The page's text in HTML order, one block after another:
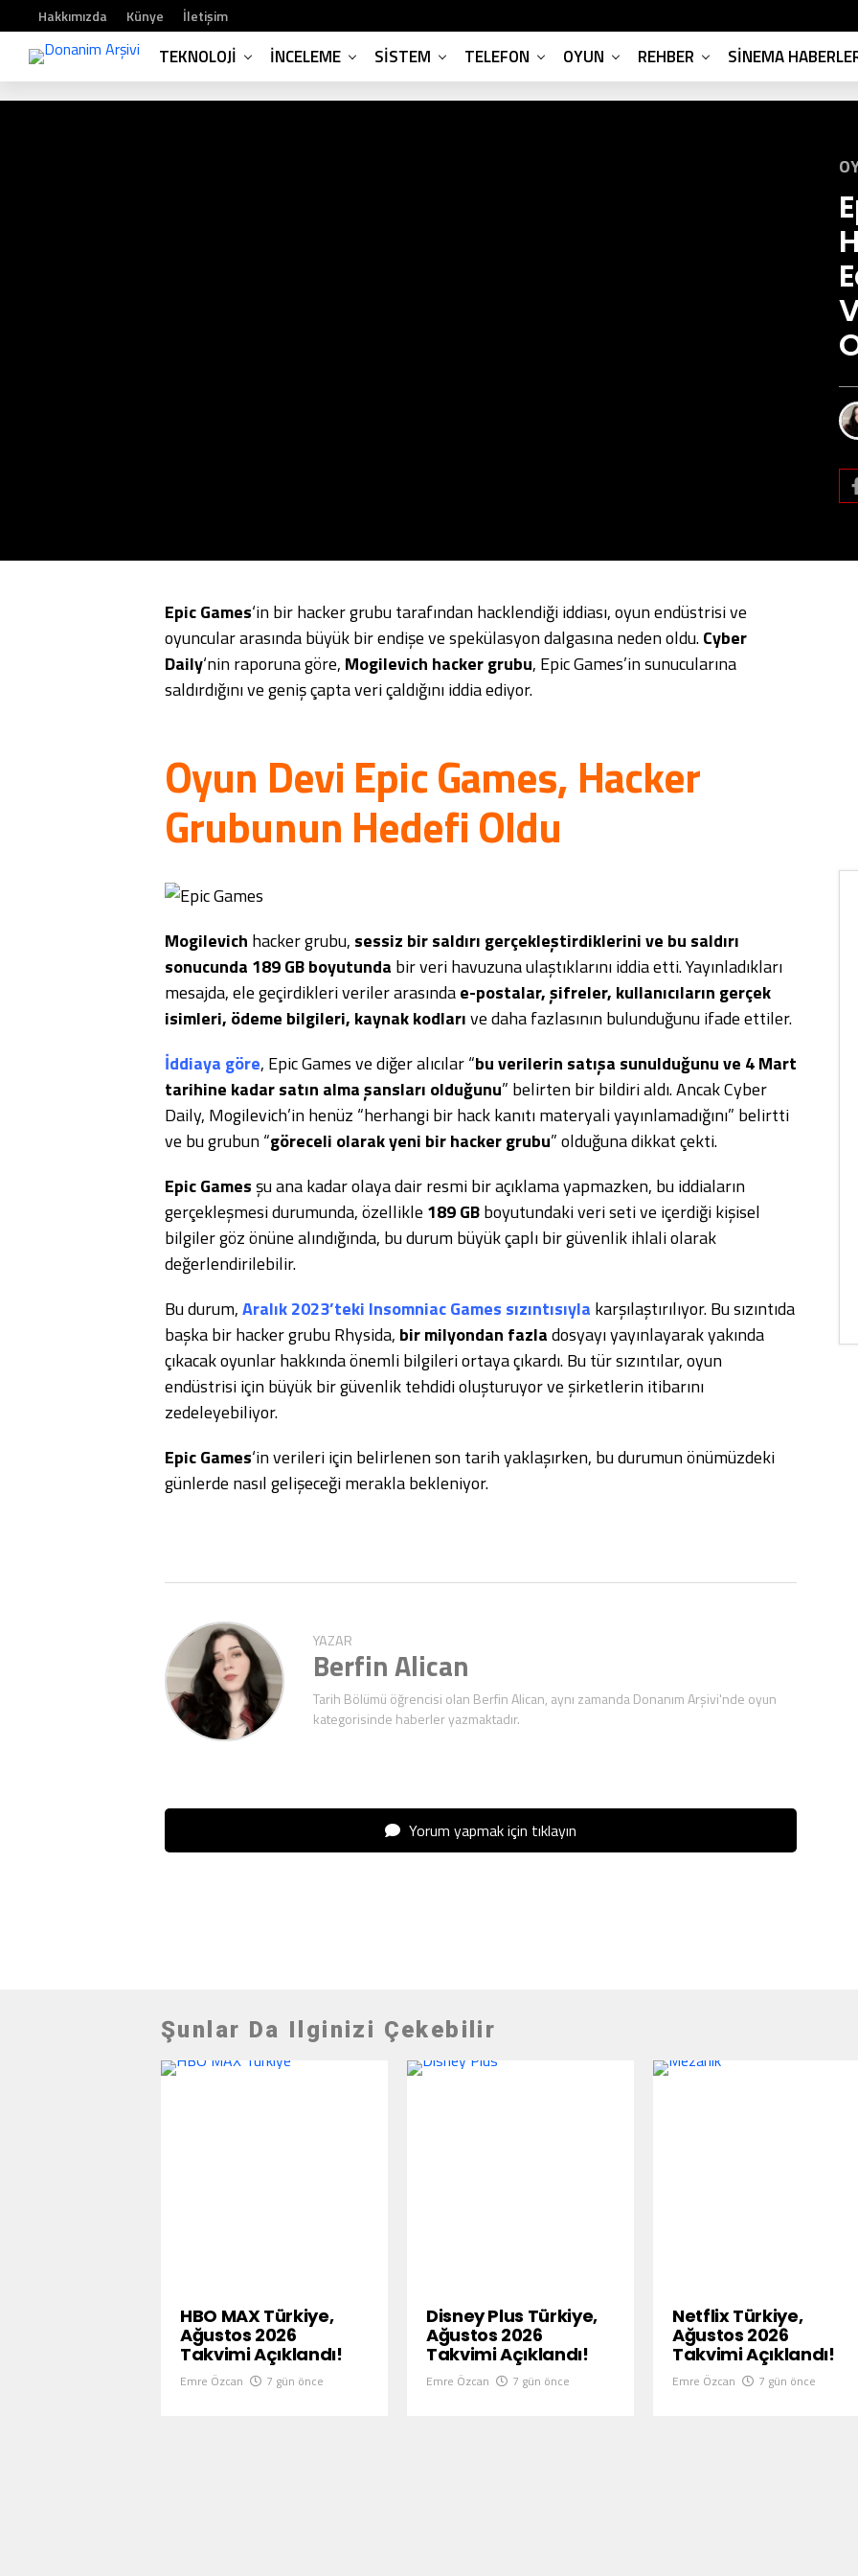
Hakkımızda Künye İletişim
TEKNOLOJI İNCELEME SISTEM TELEFON OYUN REHBER SINEMA
Epic Games‘in bir hacker grubu tarafından hacklendiği iddiası, oyun endüstrisi ve
oyuncular arasında büyük bir endişe ve spekülasyon dalgasına neden oldu.Cyber ​​
Daily‘nin raporuna göre, Mogilevich hacker grubu, Epic Games’in sunucularına
saldırdığını ve geniş çapta veri çaldığını iddia ediyor.
Oyun Devi Epic Games, Hacker
Grubunun Hedefi Oldu
Mogilevich hacker grubu, sessiz bir saldırı gerçekleştirdiklerini ve bu saldırı
sonucunda 189 GB boyutunda bir veri havuzuna ulaştıklarını iddia etti. Yayınladıkları
mesajda, ele geçirdikleri veriler arasındae-postalar, şifreler, kullanıcıların gerçek
isimleri, ödeme bilgileri, kaynak kodlarıve daha fazlasının bulunduğunu ifade ettiler.
İddiaya göre, Epic Games ve diğer alıcılar “bu verilerin satışa sunulduğunu ve 4 Mart
tarihine kadar satın alma şansları olduğunu” belirten bir bildiri aldı. Ancak Cyber
Daily, Mogilevich’in henüz “herhangi bir hack kanıtı materyali yayınlamadığını” belirtti
ve bu grubun “göreceli olarak yeni bir hacker grubu” olduğuna dikkat çekti.
Epic Gamesşu ana kadar olaya dair resmi bir açıklama yapmazken, bu iddiaların
gerçekleşmesi durumunda, özellikle 189 GBboyutundaki veri seti ve içerdiği kişisel
bilgiler göz önüne alındığında, bu durum büyük çaplı bir güvenlik ihlali olarak
değerlendirilebilir.
Bu durum,Aralık 2023’teki Insomniac Games sızıntısıyla karşılaştırılıyor. Bu sızıntıda
başka bir hacker grubu Rhysida, bir milyondan fazladosyayı yayınlayarak yakında
çıkacak oyunlar hakkında önemli bilgileri ortaya çıkardı. Bu tür sızıntılar, oyun
endüstrisi için büyük bir güvenlik tehdidi oluşturuyor ve şirketlerin itibarını
zedeleyebiliyor.
Epic Games‘in verileri için belirlenen son tarih yaklaşırken, bu durumun önümüzdeki
günlerde nasıl gelişeceği merakla bekleniyor.
YAZAR
Berfin Alican
Tarih Bölümü öğrencisi olan Berfin Alican, aynı zamanda Donanım Arşivi'nde oyun
kategorisinde haberler yazmaktadır.
Yorum yapmak için tıklayın
Şunlar Da Ilginizi Çekebilir
HBO MAX Türkiye,
Ağustos 2026
Takvimi Açıklandı!
Emre Özcan 7 gün önce
Disney Plus Türkiye,
Ağustos 2026
Takvimi Açıklandı!
Emre Özcan 7 gün önce
Netflix Türkiye,
Ağustos 2026
Takvimi Açıklandı!
Emre Özcan 7 gün önce